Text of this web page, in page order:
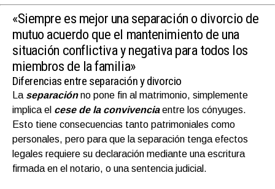
«Siempre es mejor una separación o divorcio de
mutuo acuerdo que el mantenimiento de una
situación conflictiva y negativa para todos los
miembros de la familia»
Diferencias entre separación y divorcio
La separaciónno pone fin al matrimonio, simplemente
implica el cese de la convivenciaentre los cónyuges.
Esto tiene consecuencias tanto patrimoniales como
personales, pero para que la separación tenga efectos
legales requiere su declaración mediante una escritura
firmada en el notario, o una sentencia judicial.